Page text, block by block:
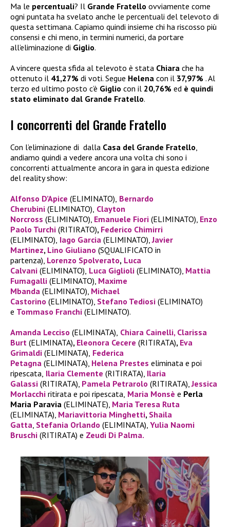
Ma le percentuali? Il Grande Fratello ovviamente come
ogni puntata ha svelato anche le percentuali del televoto di
questa settimana. Capiamo quindi insieme chi ha riscosso più
consensi e chi meno, in termini numerici, da portare
all’eliminazione di Giglio.
A vincere questa sfida al televoto è stata Chiara che ha
ottenuto il 41,27% di voti. Segue Helena con il 37,97% . Al
terzo ed ultimo posto c’è Giglio con il 20,76% ed è quindi
stato eliminato dal Grande Fratello.
I concorrenti del Grande Fratello
Con l’eliminazione di dalla Casa del Grande Fratello,
andiamo quindi a vedere ancora una volta chi sono i
concorrenti attualmente ancora in gara in questa edizione
del reality show:
Alfonso D’Apice (ELIMINATO), Bernardo
Cherubini (ELIMINATO), Clayton
Norcross (ELIMINATO), Emanuele Fiori (ELIMINATO), Enzo
Paolo Turchi (RITIRATO), Federico Chimirri
(ELIMINATO), Iago Garcia (ELIMINATO),Javier
Martinez, Lino Giuliano (SQUALIFICATO in
partenza), Lorenzo Spolverato, Luca
Calvani (ELIMINATO), Luca Giglioli (ELIMINATO), Mattia
Fumagalli (ELIMINATO), Maxime
Mbanda (ELIMINATO), Michael
Castorino (ELIMINATO), Stefano Tediosi (ELIMINATO)
e Tommaso Franchi (ELIMINATO).
Amanda Lecciso (ELIMINATA), Chiara Cainelli, Clarissa
Burt (ELIMINATA), Eleonora Cecere (RITIRATA), Eva
Grimaldi (ELIMINATA), Federica
Petagna (ELIMINATA), Helena Prestes eliminata e poi
ripescata, Ilaria Clemente (RITIRATA), Ilaria
Galassi (RITIRATA), Pamela Petrarolo (RITIRATA),Jessica
Morlacchi ritirata e poi ripescata, Maria Monsè e Perla
Maria Paravia (ELIMINATE), Maria Teresa Ruta
(ELIMINATA), Mariavittoria Minghetti, Shaila
Gatta, Stefania Orlando (ELIMINATA), Yulia Naomi
Bruschi (RITIRATA) e Zeudi Di Palma.